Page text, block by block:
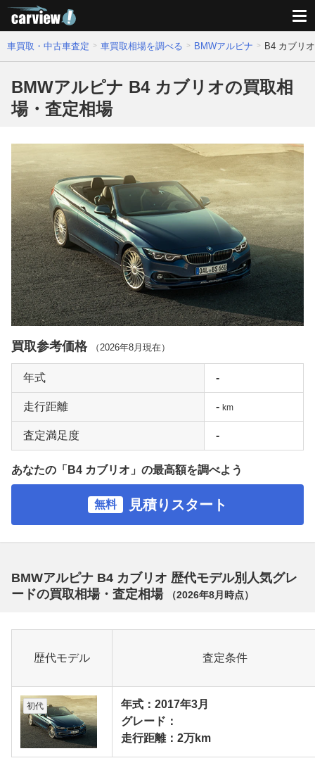
車買取・中古車査定 車買取相場を調べる BMWアルピナ B4 カブリ
BMWアルピナ B4 カブリオの買取相
場・査定相場
買取参考価格 （ 2026年8月 現在）
年式 -
走行距離 - km
査定満足度 -
あなたの「B4 カブリオ」の最高額を調べよう
無料 見積りスタート
BMWアルピナ B4 カブリオ 歴代モデル別人気グレ
ードの買取相場・査定相場
（2026年8月 時点）
歴代モデル 査定条件
初代
年式：2017年3月
グレード：
走行距離：2万km